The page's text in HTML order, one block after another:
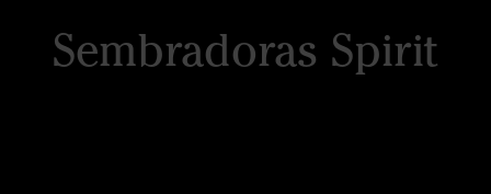
Sembradoras Spirit